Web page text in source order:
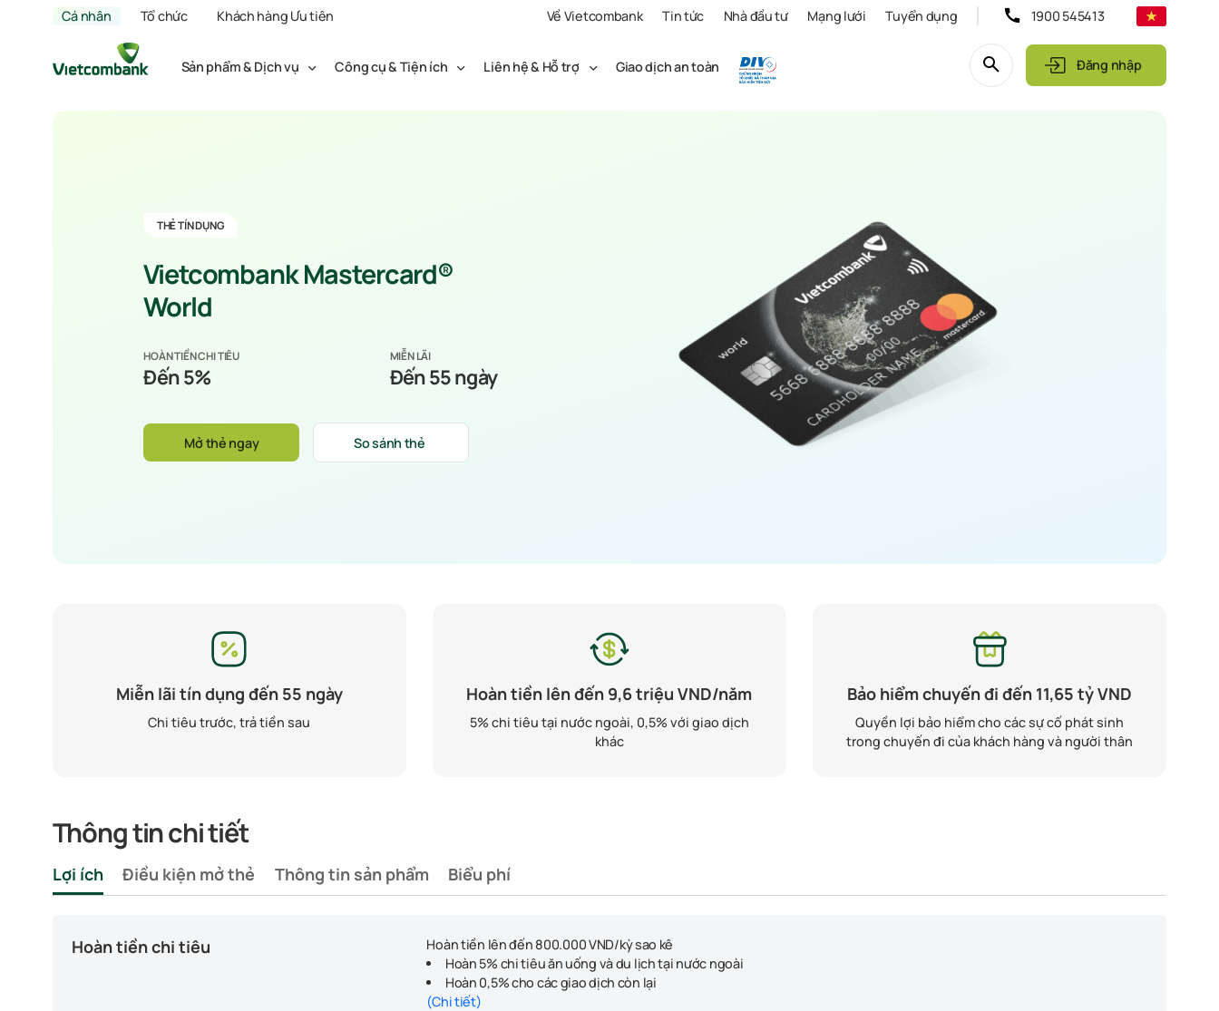
Cá nhân Tổ chức Khách hàng Ưu tiên Về Vietcombank Tin tức Nhà đầu tư Mạng lưới Tuyển dụng 1900 545413
Sản phẩm & Dịch vụ Công cụ & Tiện ích Liên hệ & Hỗ trợ Giao dịch an toàn Đăng nhập
THẺ TÍN DỤNG
Vietcombank Mastercard®
World
HOÀN TIỀN CHI TIÊU
Đến 5%
MIỄN LÃI
Đến 55 ngày
Mở thẻ ngay So sánh thẻ
Miễn lãi tín dụng đến 55 ngày
Chi tiêu trước, trả tiền sau
Hoàn tiền lên đến 9,6 triệu VND/năm
5% chi tiêu tại nước ngoài, 0,5% với giao dịch
khác
Bảo hiểm chuyến đi đến 11,65 tỷ VND
Quyền lợi bảo hiểm cho các sự cố phát sinh
trong chuyến đi của khách hàng và người thân
Thông tin chi tiết
Lợi ích Điều kiện mở thẻ Thông tin sản phẩm Biểu phí
Hoàn tiền chi tiêu
Hoàn tiền lên đến 800.000 VND/kỳ sao kê
Hoàn 5% chi tiêu ăn uống và du lịch tại nước ngoài
Hoàn 0,5% cho các giao dịch còn lại
(Chi tiết)